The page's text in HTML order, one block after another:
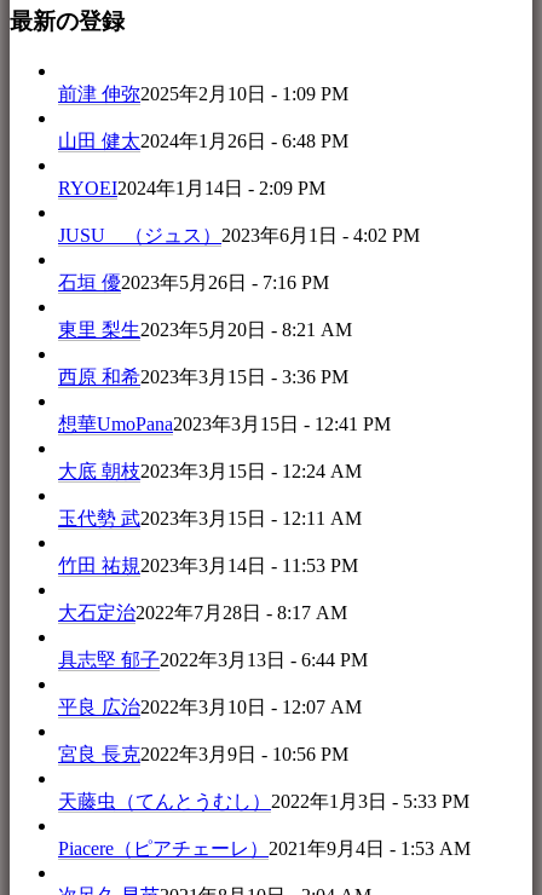
最新の登録
前津 伸弥2025年2月10日 - 1:09 PM
山田 健太2024年1月26日 - 6:48 PM
RYOEI2024年1月14日 - 2:09 PM
JUSU （ジュス） 2023年6月1日 - 4:02 PM
石垣 優2023年5月26日 - 7:16 PM
東里 梨生2023年5月20日 - 8:21 AM
西原 和希2023年3月15日 - 3:36 PM
想華UmoPana2023年3月15日 - 12:41 PM
大底 朝枝2023年3月15日 - 12:24 AM
玉代勢 武2023年3月15日 - 12:11 AM
竹田 祐規2023年3月14日 - 11:53 PM
大石定治2022年7月28日 - 8:17 AM
具志堅 郁子2022年3月13日 - 6:44 PM
平良 広治2022年3月10日 - 12:07 AM
宮良 長克2022年3月9日 - 10:56 PM
天藤虫（てんとうむし） 2022年1月3日 - 5:33 PM
Piacere（ピアチェーレ） 2021年9月4日 - 1:53 AM